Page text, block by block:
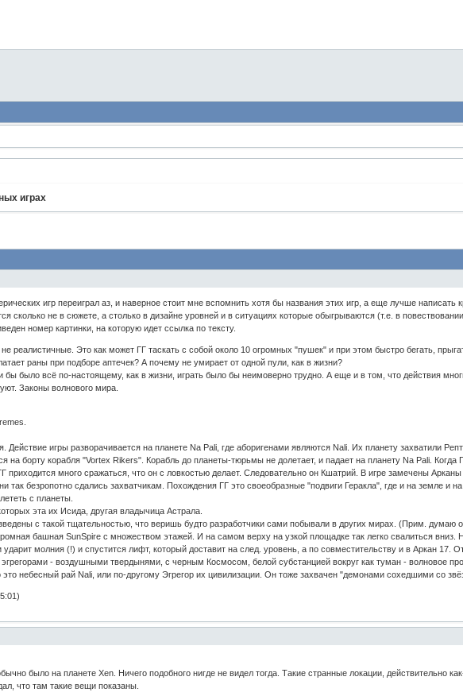
играх
игр переиграл аз, и наверное стоит мне вспомнить хотя бы названия этих игр, а еще лучше написать
сколько не в сюжете, а столько в дизайне уровней и в ситуациях которые обыгрываются (т.е. в
номер картинки, на которую идет ссылка по тексту.
реалистичные. Это как может ГГ таскать с собой около 10 огромных "пушек" и при этом быстро бегать,
раны при подборе аптечек? А почему не умирает от одной пули, как в жизни?
бы было всё по-настоящему, как в жизни, играть было бы неимоверно трудно. А еще и в том, что действия
Законы волнового мира.
Действие игры разворачивается на планете Na Pali, где аборигенами являются Nali. Их планету захватили
на борту корабля "Vortex Rikers". Корабль до планеты-тюрьмы не долетает, и падает на планету Na Pali. Когда
много сражаться, что он с ловкостью делает. Следовательно он Кшатрий. В игре замечены
так безропотно сдались захватчикам. Похождения ГГ это своеобразные "подвиги Геракла", где и на земле и
с планеты.
эта их Исида, другая владычица Астрала.
с такой тщательностью, что веришь будто разработчики сами побывали в других мирах. (Прим. думаю
башная SunSpire с множеством этажей. И на самом верху на узкой площадке так легко свалиться вниз.
молния (!) и спустится лифт, который доставит на след. уровень, а по совместительству и в Аркан 17.
- воздушными твердынями, с черным Космосом, белой субстанцией вокруг как туман - волновое
небесный рай Nali, или по-другому Эгрегор их цивилизации. Он тоже захвачен "демонами сохедшими со
было на планете Xen. Ничего подобного нигде не видел тогда. Такие странные локации, действительно
что там такие вещи показаны.